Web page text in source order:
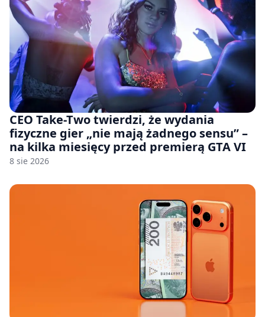
CEO Take-Two twierdzi, że wydania
fizyczne gier „nie mają żadnego sensu” –
na kilka miesięcy przed premierą GTA VI
8 sie 2026